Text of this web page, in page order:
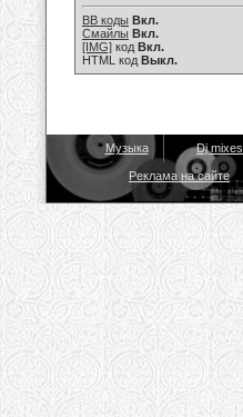
BB коды Вкл.
Смайлы Вкл.
[IMG] код Вкл.
HTML код Выкл.
Музыка Dj mixes
Реклама на сайте